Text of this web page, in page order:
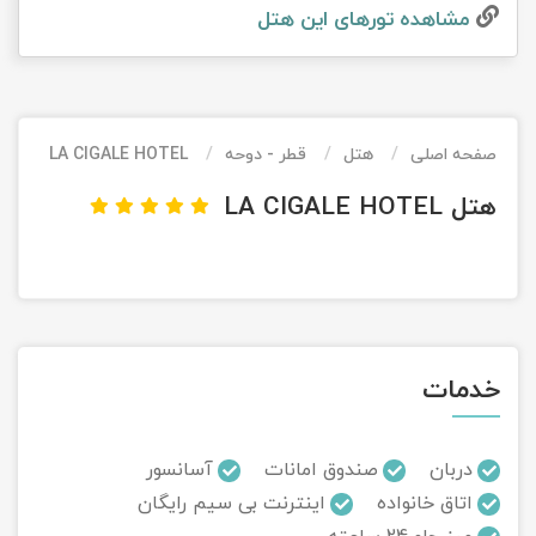
مشاهده تور‌های این هتل
صفحه اصلی هتل قطر - دوحه LA CIGALE HOTEL
هتل LA CIGALE HOTEL
خدمات
دربان صندوق امانات
آسانسور
اتاق خانواده
اینترنت بی سیم رایگان
تور کویر کاراکال
تور کویر مصر
تور ماسوله
تور مرداب سراوان
تور گلستان
تور کیش از ساری
اقساطی
تور کیش از بندرعباس
اقساطی
تور قزاقستان اقساطی
تور زیارتی اقساطی